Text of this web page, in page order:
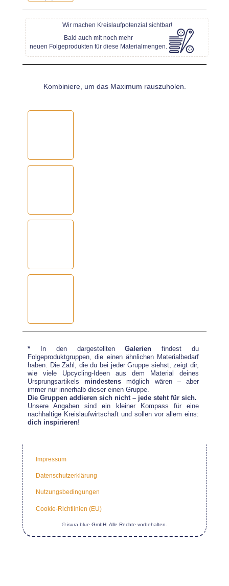
Wir machen Kreislaufpotenzial sichtbar!
Bald auch mit noch mehr
neuen Folgeprodukten für diese Materialmengen.
Kombiniere, um das Maximum rauszuholen.
* In den dargestelltenGalerien findest du
Folgeproduktgruppen, die einen ähnlichen Materialbedarf
haben. Die Zahl, die du bei jeder Gruppe siehst, zeigt dir,
wie viele Upcycling-Ideen aus dem Material deines
Ursprungsartikelsmindestens möglich wären – aber
immer nur innerhalb dieser einen Gruppe.
Die Gruppen addieren sich nicht – jede steht für sich.
Unsere Angaben sind ein kleiner Kompass für eine
nachhaltige Kreislaufwirtschaft und sollen vor allem eins:
dich inspirieren!
Impressum
Datenschutzerklärung
Nutzungsbedingungen
Cookie-Richtlinien (EU)
© isura.blue GmbH. Alle Rechte vorbehalten.